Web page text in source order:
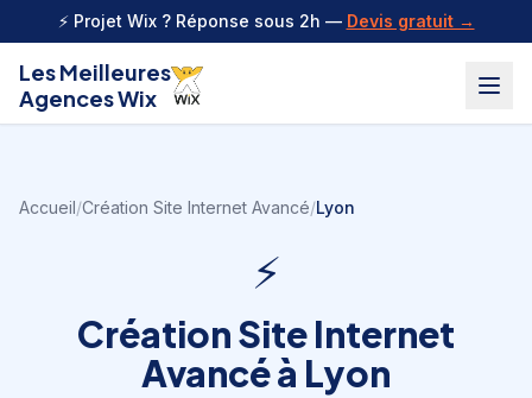
Aller au contenu
⚡ Projet Wix ? Réponse sous 2h — Devis gratuit →
Les Meilleures
Agences Wix
Accueil/Création Site Internet Avancé/Lyon
⚡
Création Site Internet
Avancéà Lyon